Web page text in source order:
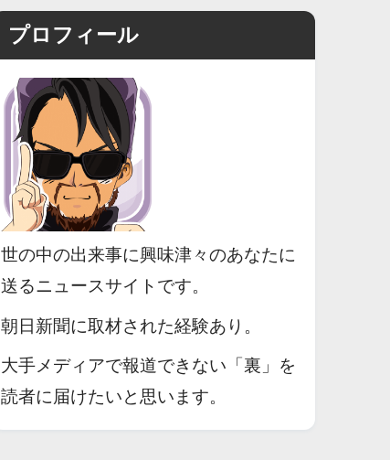
プロフィール
世の中の出来事に興味津々のあなたに
送るニュースサイトです。
朝日新聞に取材された経験あり。
大手メディアで報道できない「裏」を
読者に届けたいと思います。